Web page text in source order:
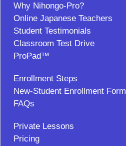
Why Nihongo-Pro?
Online Japanese Teachers
Student Testimonials
Classroom Test Drive
ProPad™
Enrollment Steps
New-Student Enrollment Form
FAQs
Private Lessons
Pricing